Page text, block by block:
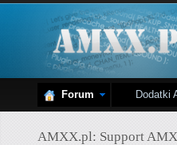
Forum Dodatki
AMXX.pl: Support